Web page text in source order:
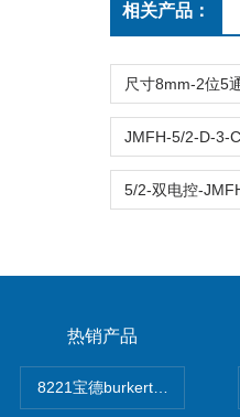
相关产品：
热销产品
8221宝德burkert电导率探头